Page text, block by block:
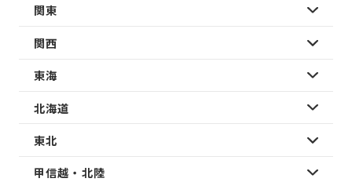
関東
関西
東海
北海道
東北
甲信越・北陸